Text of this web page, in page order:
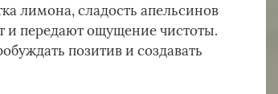
лимона, сладость апельсинов
и передают ощущение чистоты.
позитив и создавать